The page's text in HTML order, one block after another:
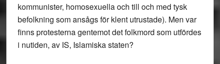
kommunister, homosexuella och till och med tysk
befolkning som ansågs för klent utrustade). Men var
finns protesterna gentemot det folkmord som utfördes
i nutiden, av IS, Islamiska staten?